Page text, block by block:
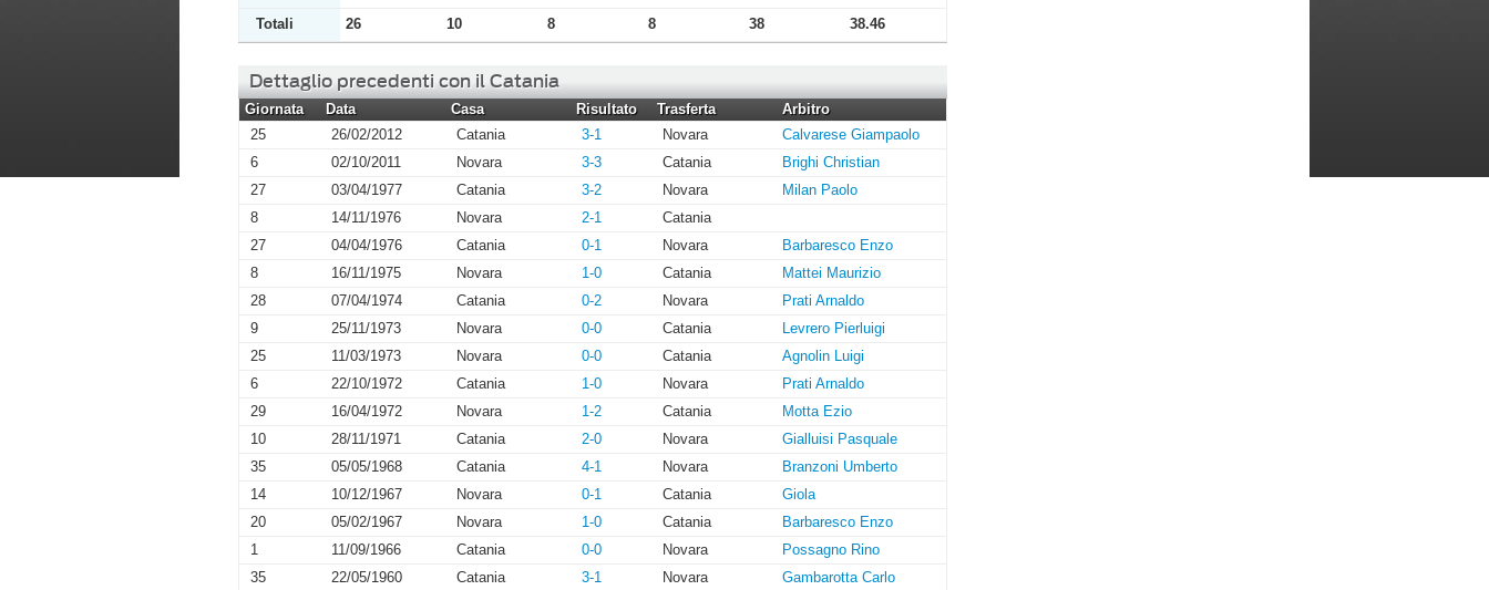
Totali
26 10 8 8 38 38.46
Dettaglio precedenti con il Catania
Giornata Data Casa Risultato Trasferta
Arbitro
25
26/02/2012 Catania 3-1 Novara
Calvarese Giampaolo
6
02/10/2011 Novara 3-3 Catania
Brighi Christian
27
03/04/1977 Catania 3-2 Novara
Milan Paolo
8
14/11/1976 Novara 2-1
Catania
27
04/04/1976 Catania 0-1 Novara
Barbaresco Enzo
8
16/11/1975 Novara 1-0 Catania
Mattei Maurizio
28
07/04/1974 Catania 0-2 Novara
Prati Arnaldo
9
25/11/1973 Novara 0-0 Catania
Levrero Pierluigi
25
11/03/1973 Novara 0-0 Catania
Agnolin Luigi
6
22/10/1972 Catania 1-0 Novara
Prati Arnaldo
29
16/04/1972 Novara 1-2 Catania
Motta Ezio
10
28/11/1971 Catania 2-0 Novara
Gialluisi Pasquale
35
05/05/1968 Catania 4-1 Novara
Branzoni Umberto
14
10/12/1967 Novara 0-1 Catania
Giola
20
05/02/1967 Novara 1-0 Catania
Barbaresco Enzo
1
11/09/1966 Catania 0-0 Novara
Possagno Rino
35
22/05/1960 Catania 3-1 Novara
Gambarotta Carlo